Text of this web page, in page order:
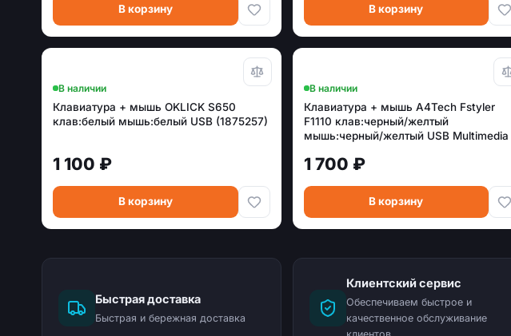
В корзину В корзину
В наличии
Клавиатура + мышь OKLICK S650
клав:белый мышь:белый USB (1875257)
1 100 ₽
В корзину
В наличии
Клавиатура + мышь A4Tech Fstyler
F1110 клав:черный/желтый
мышь:черный/желтый USB Multimedia
1 700 ₽
В корзину
Быстрая доставка
Быстрая и бережная доставка
Клиентский сервис
Обеспечиваем быстрое и
качественное обслуживание
клиентов